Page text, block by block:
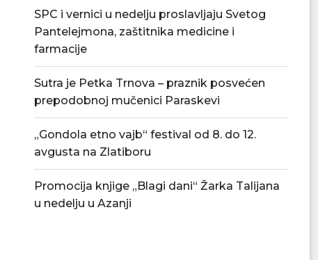
Nenad Jezdić u predstavi „Knjiga o
Milutinu“ u...
Vlada Srbije
SPC i vernici u nedelju proslavljaju Svetog
Pantelejmona, zaštitnika medicine i
farmacije
Sutra je Petka Trnova – praznik posvećen
prepodobnoj mučenici Paraskevi
„Gondola etno vajb“ festival od 8. do 12.
avgusta na Zlatiboru
Promocija knjige „Blagi dani“ Žarka Talijana
u nedelju u Azanji